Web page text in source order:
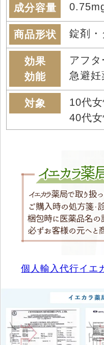
成分容量
商品形状 錠剤・
効果
効能
アフ
急避
対象
10代
40代
個人輸入代行イエ